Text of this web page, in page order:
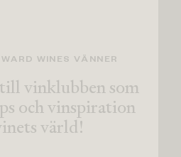
WINES VÄNNER
vinklubben som
och vinspiration
värld!